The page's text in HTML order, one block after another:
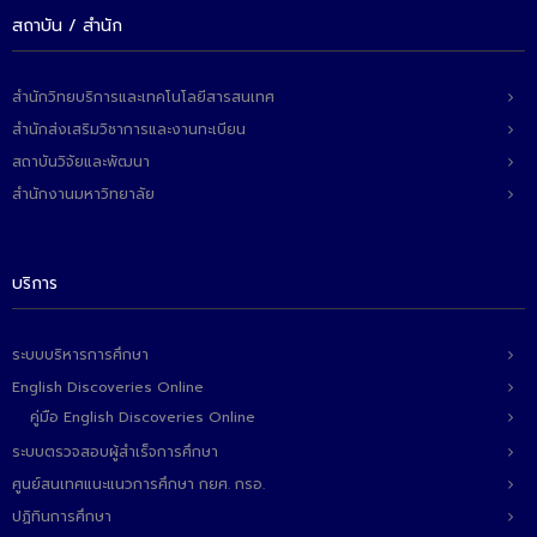
- ทุน/สมัครงาน/ศึกษาต่อ
วารสารคณะ
- ฐานข้อมูลงานวิจัย
- โครงการบริหารจัดการพื้นที่ 10 ไร่ ด้านหลังโรงสีข้าว
สวนดุสิต จังหวัดปราจีนบุรี
- โครงการส่งเสริมการปลูกกล้วยเล็บมือนางฯ
- ผลงาน/รางวัล
- SDU Zero Waste
- งานวิจัย/นวัตกรรม
สถาบัน / สำนัก
สำนักวิทยบริการและเทคโนโลยีสารสนเทศ
สำนักส่งเสริมวิชาการและงานทะเบียน
สถาบันวิจัยและพัฒนา
สำนักงานมหาวิทยาลัย
บริการ
ระบบบริหารการศึกษา
English Discoveries Online
คู่มือ English Discoveries Online
ระบบตรวจสอบผู้สำเร็จการศึกษา
ศูนย์สนเทศแนะแนวการศึกษา กยศ. กรอ.
ปฏิทินการศึกษา